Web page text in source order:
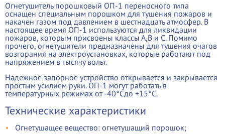
Огнетушитель порошковый ОП-1 переносного типа
оснащен специальным порошком для тушения пожаров и
накачен газом под давлением в шестнадцать атмосфер. В
настоящее время ОП-1 используются для ликвидации
пожаров, которым присвоены классы А,В и С. Помимо
прочего, огнетушители предназначены для тушения очагов
возгорания на электроустановках, которые работают под
напряжением в тысячу вольт.
Надежное запорное устройство открывается и закрывается
простым усилием руки. ОП-1 могут работать в
температурных режимах от -40°Сдо +15°С.
Технические характеристики
Огнетушащее вещество: огнетушащий порошок;